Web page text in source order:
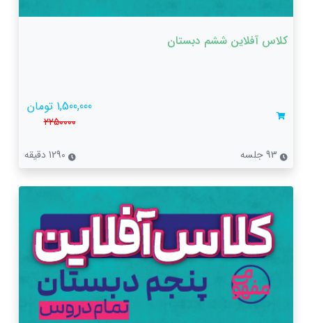
کلاس آفلاین ششم دبستان
1,500,000 تومان
2250000